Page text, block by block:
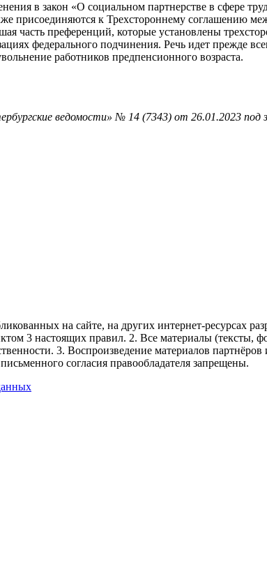
в закон «О социальном партнерстве в сфере
присоединяются к Трехстороннему соглашению
часть преференций, которые установлены
федерального подчинения. Речь идет прежде
работников предпенсионного возраста.
ведомости» № 14 (7343) от 26.01.2023 под
на сайте, на других интернет-ресурсах
3 настоящих правил. 2. Все материалы (тексты,
3. Воспроизведение материалов
согласия правообладателя запрещены.